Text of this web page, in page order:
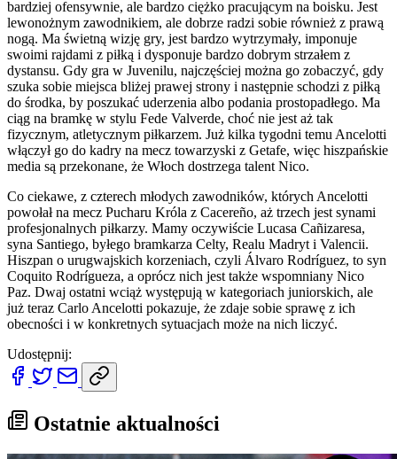
bardziej ofensywnie, ale bardzo ciężko pracującym na boisku. Jest
lewonożnym zawodnikiem, ale dobrze radzi sobie również z prawą
nogą. Ma świetną wizję gry, jest bardzo wytrzymały, imponuje
swoimi rajdami z piłką i dysponuje bardzo dobrym strzałem z
dystansu. Gdy gra w Juvenilu, najczęściej można go zobaczyć, gdy
szuka sobie miejsca bliżej prawej strony i następnie schodzi z piłką
do środka, by poszukać uderzenia albo podania prostopadłego. Ma
ciąg na bramkę w stylu Fede Valverde, choć nie jest aż tak
fizycznym, atletycznym piłkarzem. Już kilka tygodni temu Ancelotti
włączył go do kadry na mecz towarzyski z Getafe, więc hiszpańskie
media są przekonane, że Włoch dostrzega talent Nico.
Co ciekawe, z czterech młodych zawodników, których Ancelotti
powołał na mecz Pucharu Króla z Cacereño, aż trzech jest synami
profesjonalnych piłkarzy. Mamy oczywiście Lucasa Cañizaresa,
syna Santiego, byłego bramkarza Celty, Realu Madryt i Valencii.
Hiszpan o urugwajskich korzeniach, czyli Álvaro Rodríguez, to syn
Coquito Rodrígueza, a oprócz nich jest także wspomniany Nico
Paz. Dwaj ostatni wciąż występują w kategoriach juniorskich, ale
już teraz Carlo Ancelotti pokazuje, że zdaje sobie sprawę z ich
obecności i w konkretnych sytuacjach może na nich liczyć.
Udostępnij:
Ostatnie aktualności